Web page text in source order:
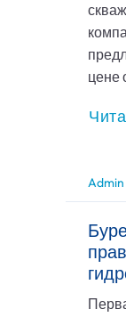
цене
Admin